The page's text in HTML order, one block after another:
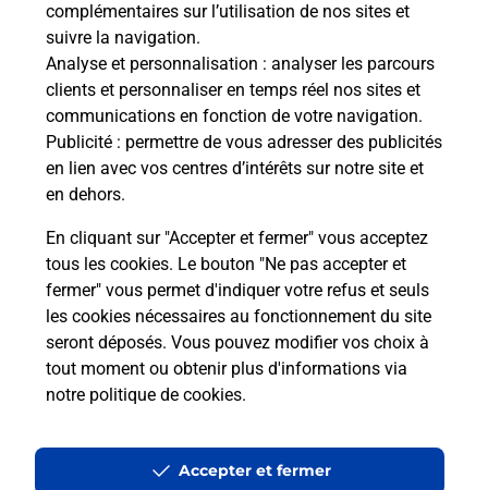
complémentaires sur l’utilisation de nos sites et
suivre la navigation.
Analyse et personnalisation : analyser les parcours
clients et personnaliser en temps réel nos sites et
communications en fonction de votre navigation.
Publicité : permettre de vous adresser des publicités
en lien avec vos centres d’intérêts sur notre site et
en dehors.
En cliquant sur "Accepter et fermer" vous acceptez
tous les cookies. Le bouton "Ne pas accepter et
fermer" vous permet d'indiquer votre refus et seuls
les cookies nécessaires au fonctionnement du site
seront déposés. Vous pouvez modifier vos choix à
tout moment ou obtenir plus d'informations via
notre politique de cookies.
Accepter et fermer
Boîte aux lettres La Poste
Prochaine collecte du courriersamedi à 09h00
2 Rue De L Europe
28300 Challet
Le lien s'ouvre dans un nouvel onglet
Localiser Liste Boîtes aux lettres Eure-et-Loir Challet
Accessibilité : partiellement conforme